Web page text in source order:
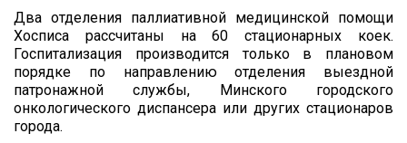
Два отделения паллиативной медицинской помощи
Хосписа рассчитаны на 60 стационарных коек.
Госпитализация производится только в плановом
порядке по направлению отделения выездной
патронажной службы, Минского городского
онкологического диспансера или других стационаров
города.